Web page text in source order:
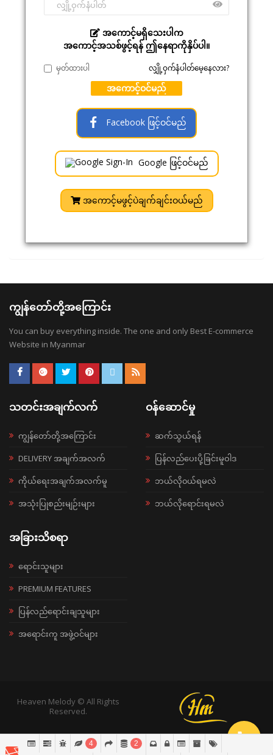
အကောင့်မရှိသေးပါက
အကောင့်အသစ်ဖွင့်ရန် ဤနေရာကိုနှိပ်ပါ။
မှတ်ထားပါ လျှို့ဝှက်နံပါတ်မေ့နေလား?
အကောင့်ဝင်မည်
Facebook ဖြင့်ဝင်မည်
Google ဖြင့်ဝင်မည်
အကောင့်မဖွင့်ပဲချက်ချင်းဝယ်မည်
ကျွန်တော်တို့အကြောင်း
You can buy everything inside. The one and only Best E-commerce
Website in Myanmar
သတင်းအချက်လက်
ကျွန်တော်တို့အကြောင်း
DELIVERY အချက်အလက်
ကိုယ်ရေးအချက်အလက်မူ
အသုံးပြုစည်းမျဉ်းများ
ဝန်ဆောင်မှု
ဆက်သွယ်ရန်
ပြန်လည်ပေးပို့ခြင်းမူဝါဒ
ဘယ်လို၀ယ်ရမလဲ
ဘယ်လိုရောင်းရမလဲ
အခြားသိစရာ
ရောင်းသူများ
PREMIUM FEATURES
ပြန်လည်ရောင်းချသူများ
အရောင်းကူ အဖွဲ့ဝင်များ
Heaven Melody © All Rights
Reserved.
4 2